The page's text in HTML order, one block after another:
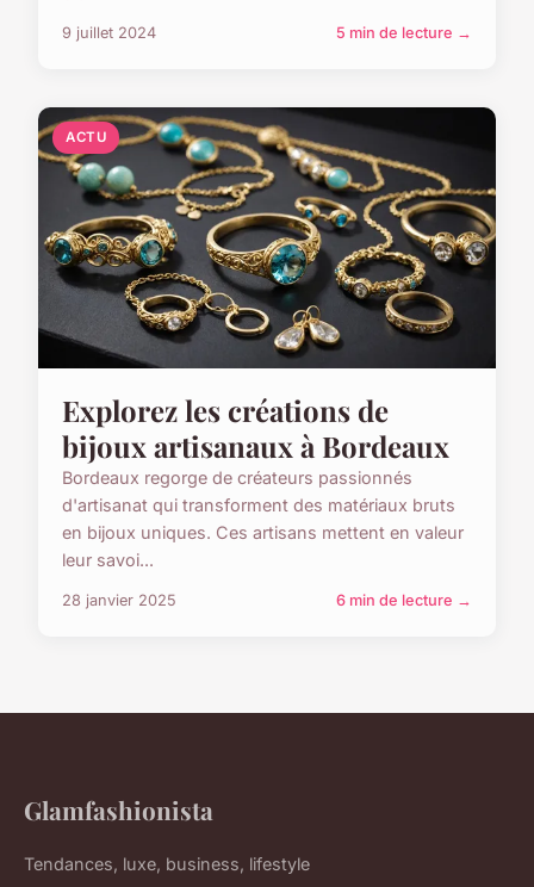
9 juillet 2024 5 min de lecture →
ACTU
Explorez les créations de
bijoux artisanaux à Bordeaux
Bordeaux regorge de créateurs passionnés
d'artisanat qui transforment des matériaux bruts
en bijoux uniques. Ces artisans mettent en valeur
leur savoi...
28 janvier 2025 6 min de lecture →
Glamfashionista
Tendances, luxe, business, lifestyle